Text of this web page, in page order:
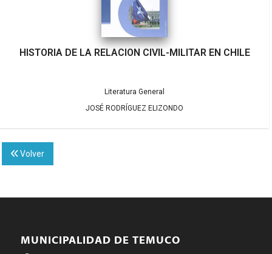
HISTORIA DE LA RELACION CIVIL-MILITAR EN CHILE
Literatura General
JOSÉ RODRÍGUEZ ELIZONDO
Volver
MUNICIPALIDAD DE TEMUCO